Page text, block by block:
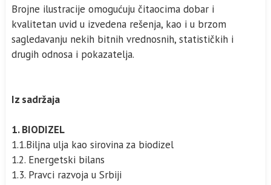
Brojne ilustracije omogućuju čitaocima dobar i
kvalitetan uvid u izvedena rešenja, kao i u brzom
sagledavanju nekih bitnih vrednosnih, statističkih i
drugih odnosa i pokazatelja.
Iz sadržaja
1. BIODIZEL
1.1.Biljna ulja kao sirovina za biodizel
1.2. Energetski bilans
1.3. Pravci razvoja u Srbiji